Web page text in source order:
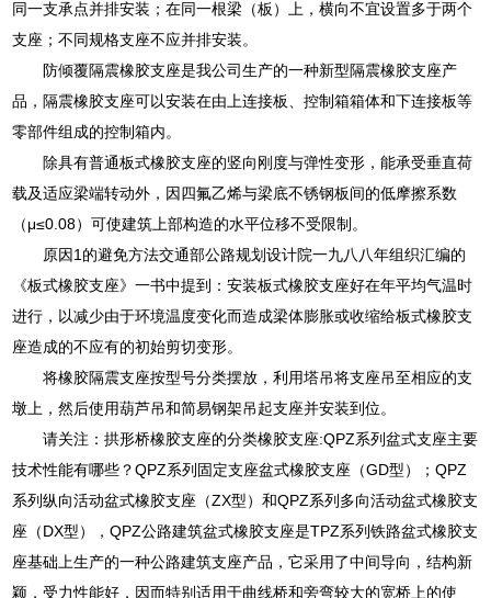
同一支承点并排安装；在同一根梁（板）上，横向不宜设置多于两个
支座；不同规格支座不应并排安装。
防倾覆隔震橡胶支座是我公司生产的一种新型隔震橡胶支座产
品，隔震橡胶支座可以安装在由上连接板、控制箱箱体和下连接板等
零部件组成的控制箱内。
除具有普通板式橡胶支座的竖向刚度与弹性变形，能承受垂直荷
载及适应梁端转动外，因四氟乙烯与梁底不锈钢板间的低摩擦系数
（μ≤0.08）可使建筑上部构造的水平位移不受限制。
原因1的避免方法交通部公路规划设计院一九八八年组织汇编的
《板式橡胶支座》一书中提到：安装板式橡胶支座好在年平均气温时
进行，以减少由于环境温度变化而造成梁体膨胀或收缩给板式橡胶支
座造成的不应有的初始剪切变形。
将橡胶隔震支座按型号分类摆放，利用塔吊将支座吊至相应的支
墩上，然后使用葫芦吊和简易钢架吊起支座并安装到位。
请关注：拱形桥橡胶支座的分类橡胶支座:QPZ系列盆式支座主要
技术性能有哪些？QPZ系列固定支座盆式橡胶支座（GD型）；QPZ
系列纵向活动盆式橡胶支座（ZX型）和QPZ系列多向活动盆式橡胶支
座（DX型），QPZ公路建筑盆式橡胶支座是TPZ系列铁路盆式橡胶支
座基础上生产的一种公路建筑支座产品，它采用了中间导向，结构新
颖，受力性能好，因而特别适用于曲线桥和旁弯较大的宽桥上的使